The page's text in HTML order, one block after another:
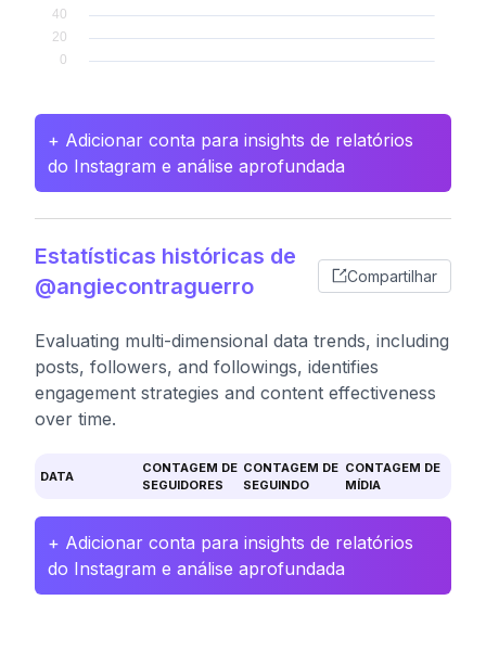
+ Adicionar conta para insights de relatórios
do Instagram e análise aprofundada
Estatísticas históricas de
@angiecontraguerro
Compartilhar
Evaluating multi-dimensional data trends, including
posts, followers, and followings, identifies
engagement strategies and content effectiveness
over time.
DATA
CONTAGEM DE
SEGUIDORES
CONTAGEM DE
SEGUINDO
CONTAGEM DE
MÍDIA
+ Adicionar conta para insights de relatórios
do Instagram e análise aprofundada